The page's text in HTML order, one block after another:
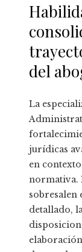
del
La
jurídicas
en
normativa.
sobresalen
detallado,